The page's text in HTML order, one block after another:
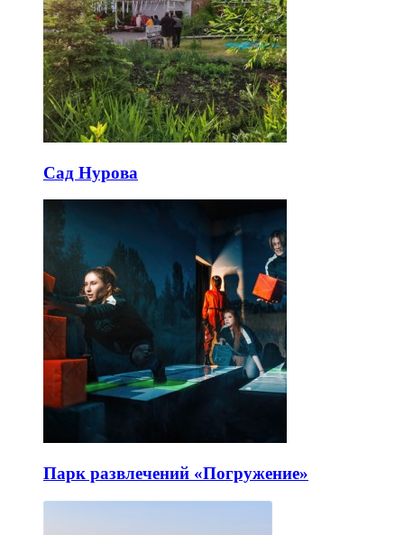
Сад Нурова
Парк развлечений «Погружение»